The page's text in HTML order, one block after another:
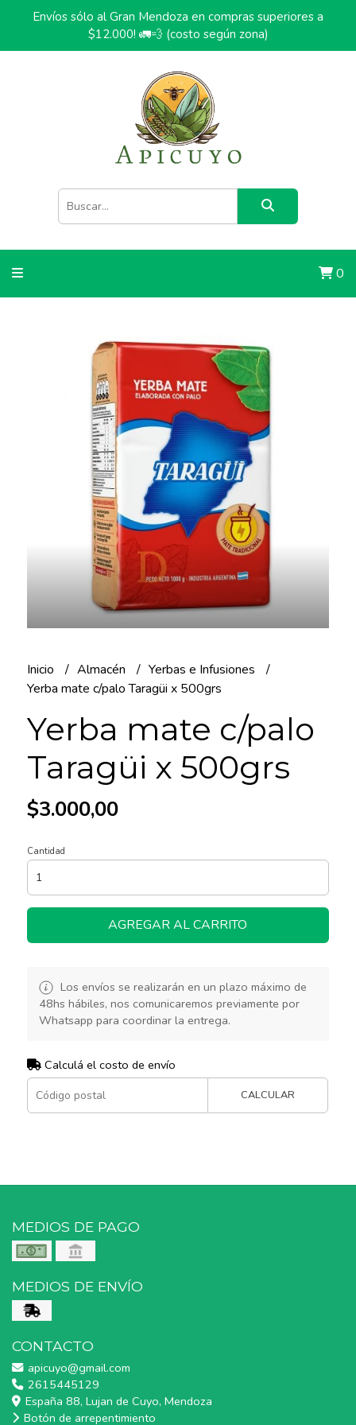
Envíos sólo al Gran Mendoza en compras superiores a
$12.000! 🚛💨 (costo según zona)
0
Inicio Almacén
Yerbas e Infusiones
Yerba mate c/palo Taragüi x 500grs
Yerba mate c/palo
Taragüi x 500grs
$3.000,00
Cantidad
AGREGAR AL CARRITO
Los envíos se realizarán en un plazo máximo de
48hs hábiles, nos comunicaremos previamente por
Whatsapp para coordinar la entrega.
Calculá el costo de envío
CALCULAR
MEDIOS DE PAGO
MEDIOS DE ENVÍO
CONTACTO
apicuyo@gmail.com
2615445129
España 88, Lujan de Cuyo, Mendoza
Botón de arrepentimiento